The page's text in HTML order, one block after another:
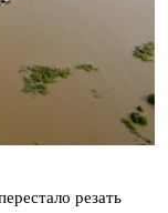
резать